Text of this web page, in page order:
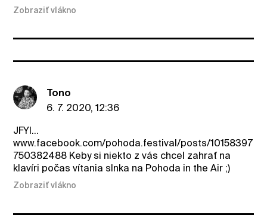
Zobraziť vlákno
Tono
6. 7. 2020, 12:36
JFYI...
www.facebook.com/pohoda.festival/posts/10158397
750382488 Keby si niekto z vás chcel zahrať na
klavíri počas vítania slnka na Pohoda in the Air ;)
Zobraziť vlákno